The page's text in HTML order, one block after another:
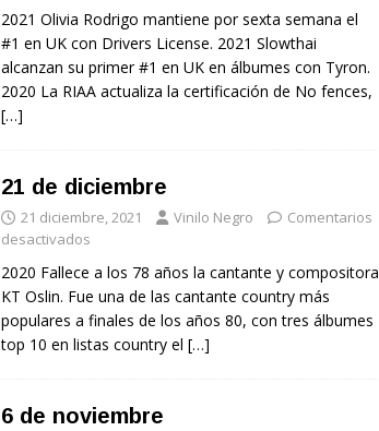
2021 Olivia Rodrigo mantiene por sexta semana el
#1 en UK con Drivers License. 2021 Slowthai
alcanzan su primer #1 en UK en álbumes con Tyron.
2020 La RIAA actualiza la certificación de No fences,
[…]
21 de diciembre
21 diciembre, 2021 Vinilo Negro
Comentarios
desactivados
2020 Fallece a los 78 años la cantante y compositora
KT Oslin. Fue una de las cantante country más
populares a finales de los años 80, con tres álbumes
top 10 en listas country el […]
6 de noviembre